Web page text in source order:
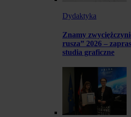
Dydaktyka
Znamy
rusza” 2026 –
studia graficzne